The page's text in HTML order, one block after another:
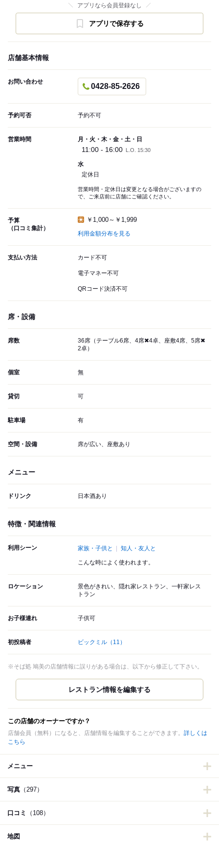
アプリなら会員登録なし
アプリで保存する
店舗基本情報
お問い合わせ
0428-85-2626
予約可否 予約不可
営業時間 月・火・木・金・土・日
11:00 - 16:00 L.O. 15:30
水
定休日
営業時間・定休日は変更となる場合がございますの
で、ご来店前に店舗にご確認ください。
予算
（口コミ集計）
￥1,000～￥1,999
利用金額分布を見る
支払い方法 カード不可
電子マネー不可
QRコード決済不可
席・設備
席数
36席（テーブル6席、4席✖4卓、座敷4席、5席✖
2卓）
個室 無
貸切 可
駐車場 有
空間・設備 席が広い、座敷あり
メニュー
ドリンク 日本酒あり
特徴・関連情報
利用シーン 家族・子供と 知人・友人と
こんな時によく使われます。
ロケーション
景色がきれい、隠れ家レストラン、一軒家レス
トラン
お子様連れ 子供可
初投稿者 ビックミル （11）
※そば処 鳩美の店舗情報に誤りがある場合は、以下から修正して下さい。
この店舗のオーナーですか？
店舗会員（無料）になると、店舗情報を編集することができます。 詳しくは
こちら
メニュー
写真 （297）
口コミ （108）
地図